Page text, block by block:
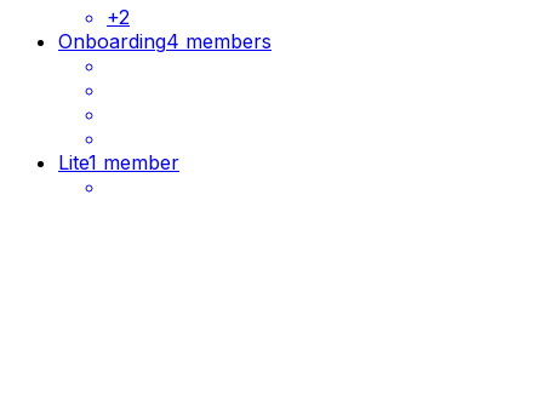
+2
Onboarding4 members
Lite1 member